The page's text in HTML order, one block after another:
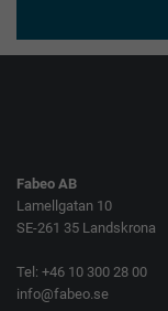
Fabeo AB
Lamellgatan 10
SE-261 35 Landskrona
Tel: +46 10 300 28 00
info@fabeo.se